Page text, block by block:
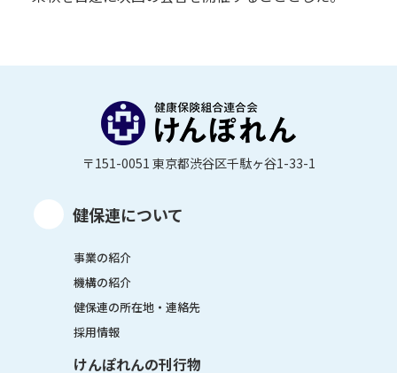
〒151-0051 東京都渋谷区千駄ヶ谷1-33-1
健保連について
事業の紹介
機構の紹介
健保連の所在地・連絡先
採用情報
けんぽれんの刊行物